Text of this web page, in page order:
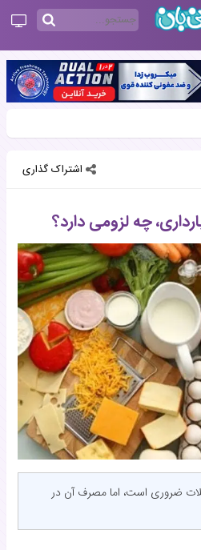
اشتراک گذاری
چه لزومی دارد؟
ضروری است، اما مصرف آن در